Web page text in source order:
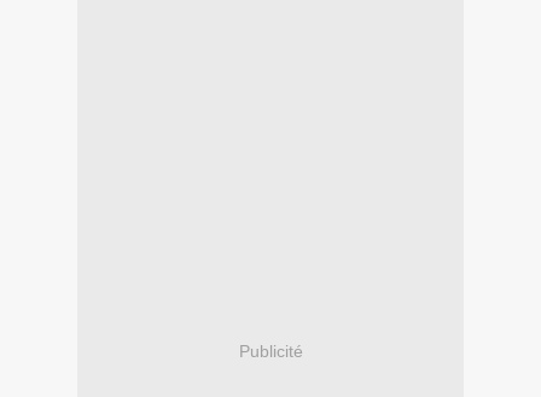
Publicité